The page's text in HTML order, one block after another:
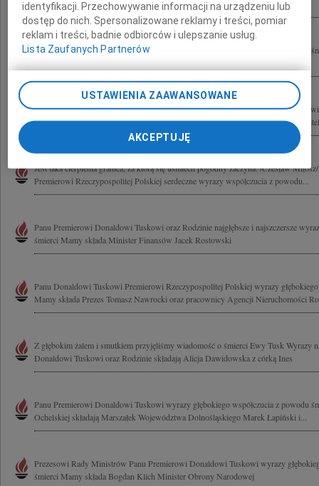
Aziewicz Poseł na Sejm RP
Panu Premierowi Donaldowi Tuskowi wyrazy głębokiego współczucia z powodu
"Nie umiera ten, kto trwa w pamięci żywych" Panu Premierowi Donaldowi
współczucia z powodu śmierci Mamy składają parlamentarzyści Platformy
Jest taka cierpienia granica, za którą się uśmiech pogodny zaczyna. /Czesław
Premierowi Rzeczypospolitej Polskiej serdeczne wyrazy współczucia z powodu...
Panu Premierowi Donaldowi Tuskowi oraz Rodzinie najgłębsze i najszczersze
śmierci Mamy składa Minister Finansów Jacek Rostowski
Panu Donaldowi Tuskowi Premierowi Rzeczypospolitej Polskiej wyrazy
Mamy składa Prezes Tomasz Nawrocki oraz pracownicy Agencji Nieruchomości
Z głębokim żalem i smutkiem przyjęliśmy wiadomość o śmierci Ewy Tusk Wyrazy
Donaldowi Tuskowi oraz Rodzinie składają Alicja Dawidowska z córką Ines
Panu Premierowi Donaldowi Tuskowi wyrazy głębokiego współczucia z powodu
Ochelskiej składają Marszałek Województwa Dolnośląskiego Marek Łapiński i...
Prezesowi Rady Ministrów Panu Premierowi Donaldowi Tuskowi wyrazy
śmierci Mamy składa Bogdan Klich Minister Obrony Narodowej
identyfikacji. Przechowywanie informacji na urządzeniu lub
dostęp do nich. Spersonalizowane reklamy i treści, pomiar
reklam i treści, badnie odbiorców i ulepszanie usług.
Lista Zaufanych Partnerów
USTAWIENIA ZAAWANSOWANE
AKCEPTUJĘ